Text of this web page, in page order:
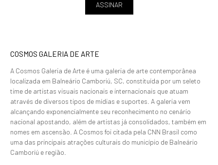
ASSINAR
COSMOS GALERIA DE ARTE
A Cosmos Galeria de Arte é uma galeria de arte contemporânea
localizada em Balneário Camboriú, SC, constituída por um seleto
time de artistas visuais nacionais e internacionais que atuam
através de diversos tipos de mídias e suportes. A galeria vem
alcançando exponencialmente seu reconhecimento no cenário
nacional apostando, além de artistas já consolidados, também em
nomes em ascensão. A Cosmos foi citada pela CNN Brasil como
uma das principais atrações culturais do município de Balneário
Camboriú e região.